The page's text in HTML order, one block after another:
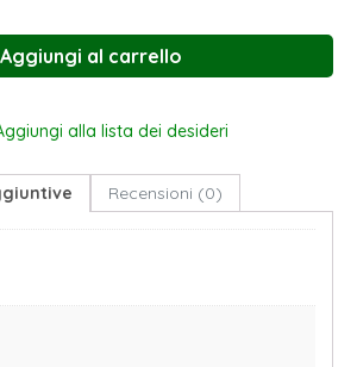
Aggiungi al carrello
alla lista dei desideri
Recensioni (0)